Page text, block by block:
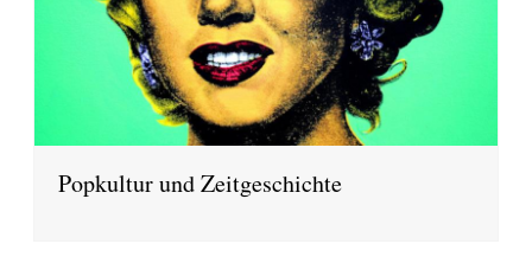
Popkultur und Zeitgeschichte